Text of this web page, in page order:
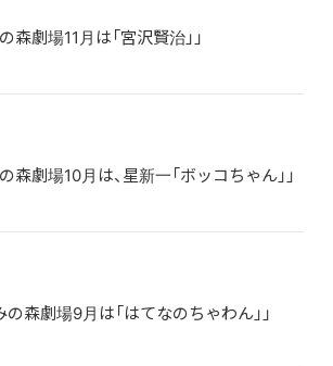
森劇場11月は「宮沢賢治」」
森劇場10月は、星新一「ボッコちゃん」」
の森劇場9月は「はてなのちゃわん」」